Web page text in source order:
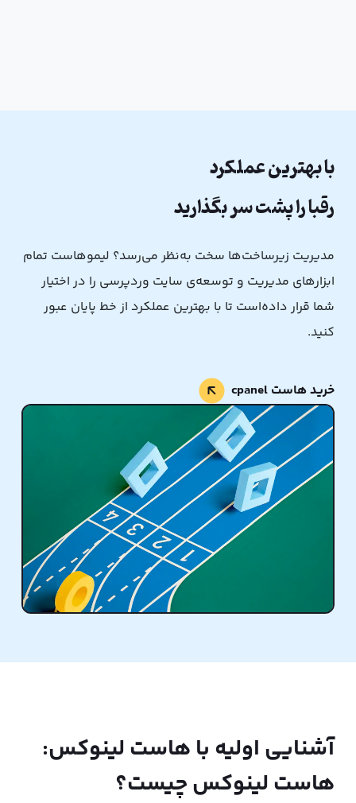
با بهترین عملکرد
رقبا را پشت سر بگذارید
مدیریت زیرساخت‌ها سخت به‌نظر می‌رسد؟ لیموهاست تمام
ابزار‌های مدیریت و توسعه‌ی سایت وردپرسی را در اختیار
شما قرار داده‌است تا با بهترین عملکرد از خط پایان عبور
کنید.
خرید هاست cpanel
آشنایی اولیه با هاست لینوکس:
هاست لینوکس چیست؟